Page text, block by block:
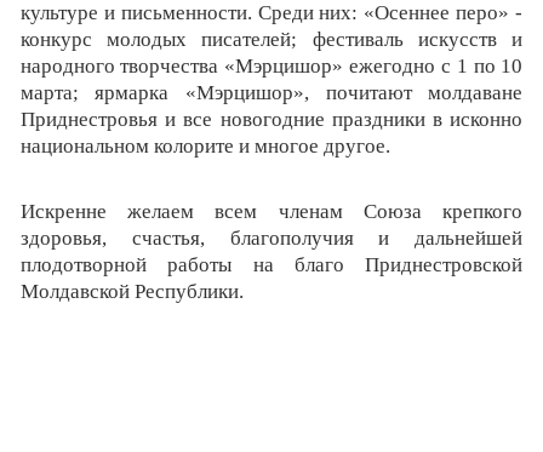
культуре и письменности. Среди них: «Осеннее перо» -
конкурс молодых писателей; фестиваль искусств и
народного творчества «Мэрцишор» ежегодно с 1 по 10
марта; ярмарка «Мэрцишор», почитают молдаване
Приднестровья и все новогодние праздники в исконно
национальном колорите и многое другое.
Искренне желаем всем членам Союза крепкого
здоровья, счастья, благополучия и дальнейшей
плодотворной работы на благо Приднестровской
Молдавской Республики.